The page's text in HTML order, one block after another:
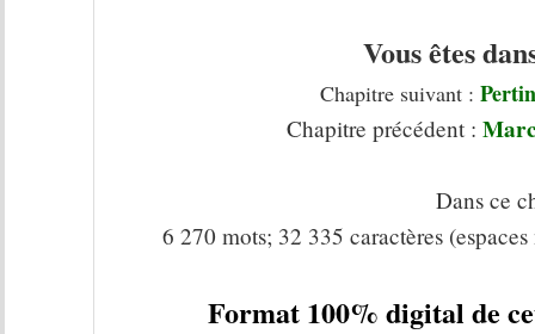
Vous êtes
Chapitre suivant :
Chapitre précédent :
Dans ce
6 270 mots; 32 335 caractères
Format 100% digital de